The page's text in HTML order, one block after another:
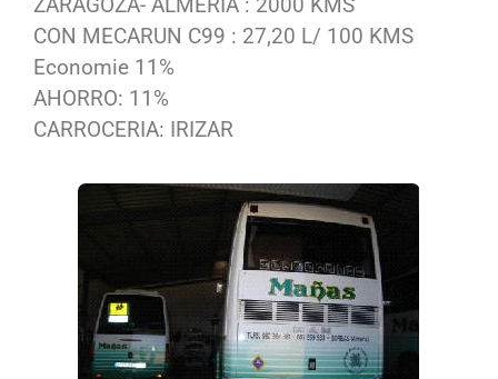
ZARAGOZA- ALMERIA : 2000 KMS
CON MECARUN C99 : 27,20 L/ 100 KMS
Economie 11%
AHORRO: 11%
CARROCERIA: IRIZAR